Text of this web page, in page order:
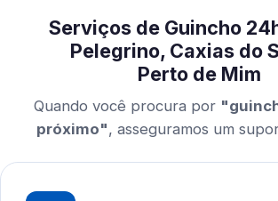
Serviços de Guincho
Pelegrino, Caxias do
Perto de Mim
Quando você procura por
próximo", asseguramos um